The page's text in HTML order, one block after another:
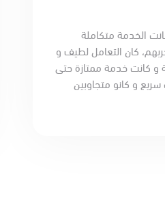
الخدمة متكاملة
كان التعامل لطيف و
و كانت خدمة ممتازة حتى
و كانو متجاوبين